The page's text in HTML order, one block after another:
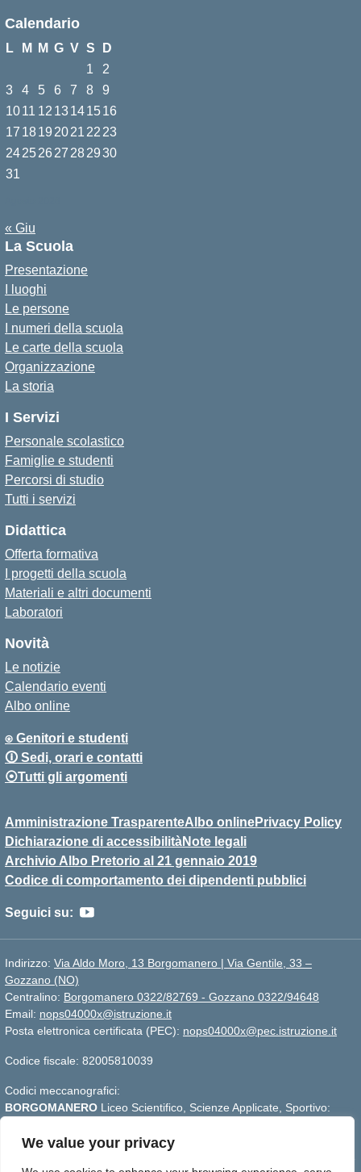
We value your privacy
Calendario
L M M G V S
D
1
2
3
4 5 6 7 8
9
1011 12 13141516
17 1819 2021 22 23
24252627 282930
31
« Giu
La Scuola
Presentazione
I luoghi
Le persone
I numeri della scuola
Le carte della scuola
Organizzazione
La storia
I Servizi
Personale scolastico
Famiglie e studenti
Percorsi di studio
Tutti i servizi
Didattica
Offerta formativa
I progetti della scuola
Materiali e altri documenti
Laboratori
Novità
Le notizie
Calendario eventi
Albo online
⍟ Genitori e studenti
🛈 Sedi, orari e contatti
⦿Tutti gli argomenti
Amministrazione TrasparenteAlbo onlinePrivacy Policy
Dichiarazione di accessibilitàNote legali
Archivio Albo Pretorio al 21 gennaio 2019
Codice di comportamento dei dipendenti pubblici
Seguici su:
Indirizzo: Via Aldo Moro, 13 Borgomanero | Via Gentile, 33 –
Gozzano (NO)
Centralino: Borgomanero 0322/82769 - Gozzano 0322/94648
Email: nops04000x@istruzione.it
Posta elettronica certificata (PEC): nops04000x@pec.istruzione.it
Codice fiscale: 82005810039
Codici meccanografici:
BORGOMANERO Liceo Scientifico, Scienze Applicate, Sportivo:
GOZZANOLiceo Linguistico e Scienze Umane :